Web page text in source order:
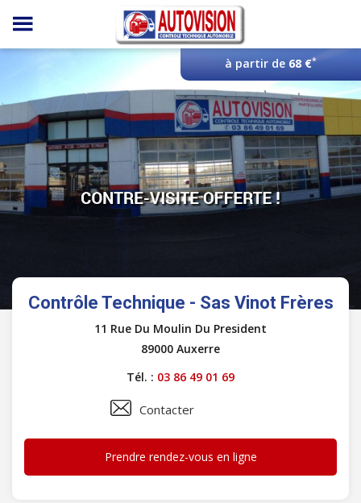
Panneau de gestion des cookies
à partir de 68 €*
Contrôle Technique - Sas Vinot Frères
11 Rue Du Moulin Du President
89000 Auxerre
Tél. : 03 86 49 01 69
Contacter
Prendre rendez-vous en ligne